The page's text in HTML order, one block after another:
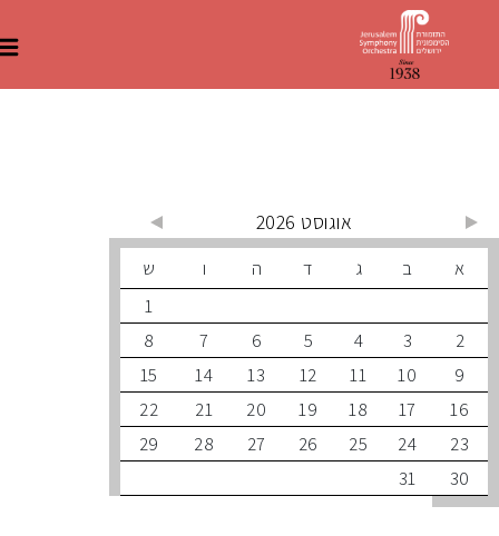
ב ד ה ו
ש
3
5
6
7
8
10
11
12
13
14
15
17
18
19
20
21
22
24
25
26
27
28
29
31